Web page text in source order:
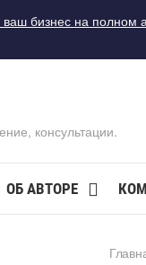
ваш бизнес на полном
консультации.
ОБ АВТОРЕ